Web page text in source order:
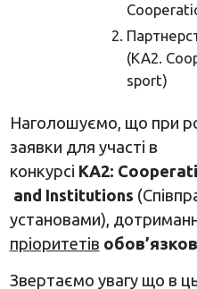
(КА2.
sport)
Наголошуємо, що при
заявки для участі в
конкурсі КА2:
and Institutions
установами),
пріоритетів
Звертаємо увагу що в